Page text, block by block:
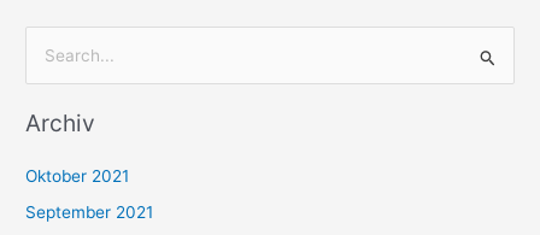
c
n
Archiv
Oktober 2021
September 2021